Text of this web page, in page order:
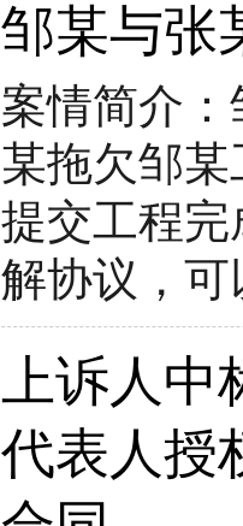
邹某与张
案情简介
某拖欠邹
提交工程
解协议，
上诉人中
代表人授